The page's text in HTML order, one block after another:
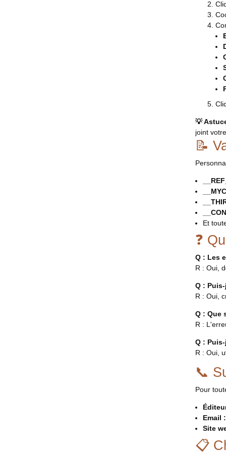
💡
joint
📝
Et
❓
Q : Les
R : Oui,
Q :
R : Oui,
Q : Que
R :
Q :
R : Oui,
📞
Pour
Email :
Site
📋